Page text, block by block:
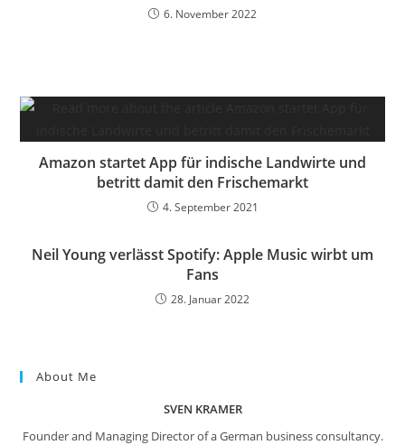
6. November 2022
Amazon startet App für indische Landwirte und
betritt damit den Frischemarkt
4. September 2021
Neil Young verlässt Spotify: Apple Music wirbt um
Fans
28. Januar 2022
About Me
SVEN KRAMER
Founder and Managing Director of a German business consultancy.